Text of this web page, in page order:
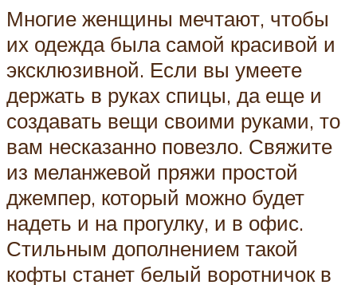
Многие женщины мечтают, чтобы
их одежда была самой красивой и
эксклюзивной. Если вы умеете
держать в руках спицы, да еще и
создавать вещи своими руками, то
вам несказанно повезло. Свяжите
из меланжевой пряжи простой
джемпер, который можно будет
надеть и на прогулку, и в офис.
Стильным дополнением такой
кофты станет белый воротничок в